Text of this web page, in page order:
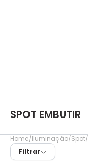
SPOT EMBUTIR
Home Iluminação Spot
Filtrar